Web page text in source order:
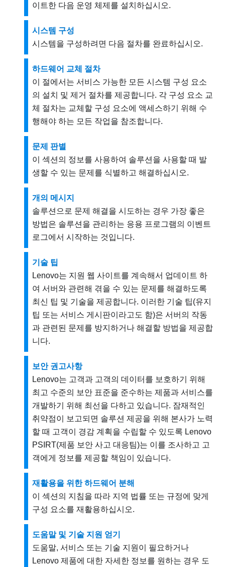
이트한 다음 운영 체제를 설치하십시오.
시스템 구성
시스템을 구성하려면 다음 절차를 완료하십시오.
하드웨어 교체 절차
이 절에서는 서비스 가능한 모든 시스템 구성 요소
의 설치 및 제거 절차를 제공합니다. 각 구성 요소 교
체 절차는 교체할 구성 요소에 액세스하기 위해 수
행해야 하는 모든 작업을 참조합니다.
문제 판별
이 섹션의 정보를 사용하여 솔루션을 사용할 때 발
생할 수 있는 문제를 식별하고 해결하십시오.
개의 메시지
솔루션으로 문제 해결을 시도하는 경우 가장 좋은
방법은 솔루션을 관리하는 응용 프로그램의 이벤트
로그에서 시작하는 것입니다.
기술 팁
Lenovo는 지원 웹 사이트를 계속해서 업데이트 하
여 서버와 관련해 겪을 수 있는 문제를 해결하도록
최신 팁 및 기술을 제공합니다. 이러한 기술 팁(유지
팁 또는 서비스 게시판이라고도 함)은 서버의 작동
과 관련된 문제를 방지하거나 해결할 방법을 제공합
니다.
보안 권고사항
Lenovo는 고객과 고객의 데이터를 보호하기 위해
최고 수준의 보안 표준을 준수하는 제품과 서비스를
개발하기 위해 최선을 다하고 있습니다. 잠재적인
취약점이 보고되면 솔루션 제공을 위해 본사가 노력
할 때 고객이 경감 계획을 수립할 수 있도록 Lenovo
PSIRT(제품 보안 사고 대응팀)는 이를 조사하고 고
객에게 정보를 제공할 책임이 있습니다.
재활용을 위한 하드웨어 분해
이 섹션의 지침을 따라 지역 법률 또는 규정에 맞게
구성 요소를 재활용하십시오.
도움말 및 기술 지원 얻기
도움말, 서비스 또는 기술 지원이 필요하거나
Lenovo 제품에 대한 자세한 정보를 원하는 경우 도